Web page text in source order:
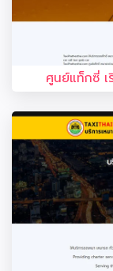
ศูนย์แท็กซี่ เ